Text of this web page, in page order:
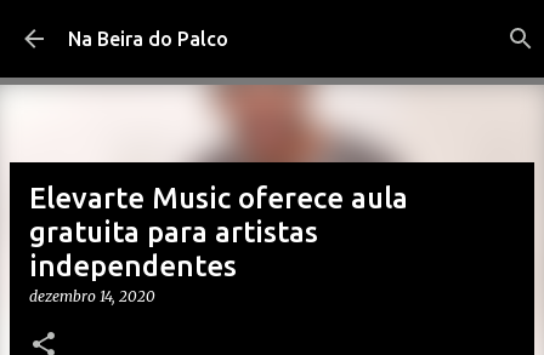
Pular para o conteúdo principal
Na Beira do Palco
Elevarte Music oferece aula
gratuita para artistas
independentes
dezembro 14, 2020